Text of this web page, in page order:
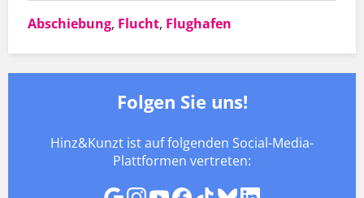
Abschiebung, Flucht, Flughafen
Folgen Sie uns!
Hinz&Kunzt ist auf folgenden Social-Media-
Plattformen vertreten: